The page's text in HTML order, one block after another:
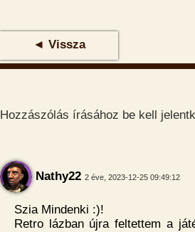
◄ Vissza
Hozzászólás írásához be kell
Nathy22 2 éve, 2023-12-25 09:49:12
Szia Mindenki :)!
Retro lázban újra feltettem a